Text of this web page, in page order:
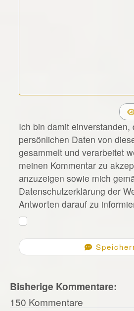
Ich bin damit einverstanden,
persönlichen Daten von
gesammelt und verarbeitet
meinen Kommentar zu
anzuzeigen sowie mich
Datenschutzerklärung der
Antworten darauf zu
Bisherige Kommentare:
150 Kommentare